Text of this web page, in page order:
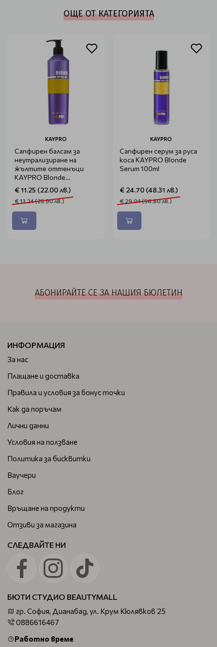
ОЩЕ ОТ КАТЕГОРИЯТА
KAYPRO
Сапфирен балсам за
неутрализиране на
жълтите оттенъци
KAYPRO Blonde
Conditioner 350ml
€ 11.25 (22.00 лв.)
€ 13.24 (25.90 лв.)
KAYPRO
Сапфирен серум за руса
коса KAYPRO Blonde
Serum 100ml
€ 24.70 (48.31 лв.)
€ 29.04 (56.80 лв.)
АБОНИРАЙТЕ СЕ ЗА НАШИЯ БЮЛЕТИН
ИНФОРМАЦИЯ
За нас
Плащане и доставка
Правила и условия за бонус точки
Как да поръчам
Лични данни
Условия на ползване
Политика за бисквитки
Ваучери
Блог
Връщане на продукти
Отзиви за магазина
СЛЕДВАЙТЕ НИ
БЮТИ СТУДИО BEAUTYMALL
гр. София, Дианабад, ул. Крум Кюлявков 25
0886616467
Работно време